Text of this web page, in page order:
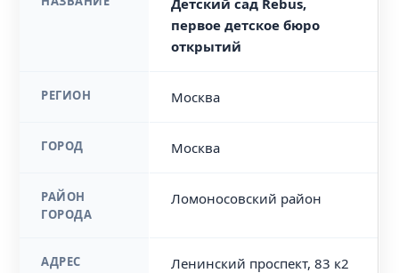
Детский сад Rebus,
первое детское бюро
открытий
РЕГИОН Москва
ГОРОД Москва
РАЙОН
ГОРОДА
Ломоносовский район
АДРЕС Ленинский проспект, 83 к2